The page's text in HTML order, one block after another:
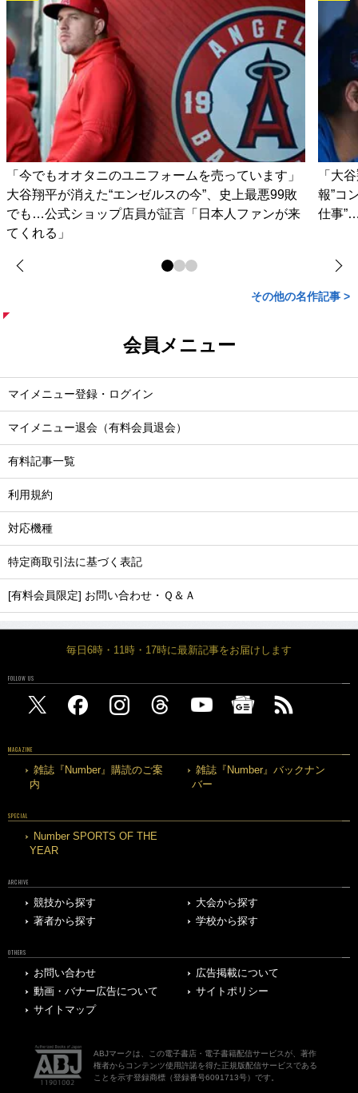
「今でもオオタニのユニフォームを売っています」
大谷翔平が消えた“エンゼルスの今”、史上最悪99敗
でも…公式ショップ店員が証言「日本人ファンが来
てくれる」
「大
報”コ
仕事
その他の名作記事 >
会員メニュー
マイメニュー登録・ログイン
マイメニュー退会（有料会員退会）
有料記事一覧
利用規約
対応機種
特定商取引法に基づく表記
[有料会員限定] お問い合わせ・Ｑ＆Ａ
毎日6時・11時・17時に最新記事をお届けします
FOLLOW US
MAGAZINE
雑誌『Number』購読のご案
内
雑誌『Number』バックナン
バー
SPECIAL
Number SPORTS OF THE
YEAR
ARCHIVE
競技から探す
大会から探す
著者から探す
学校から探す
OTHERS
お問い合わせ
広告掲載について
動画・バナー広告について
サイトポリシー
サイトマップ
ABJマークは、この電子書店・電子書籍配信サービスが、著作
権者からコンテンツ使用許諾を得た正規版配信サービスである
ことを示す登録商標（登録番号6091713号）です。